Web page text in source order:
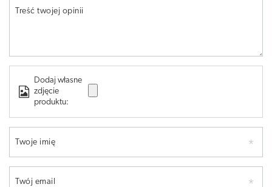
Treść twojej opinii
Dodaj własne
zdjęcie
produktu:
Twoje imię
Twój email